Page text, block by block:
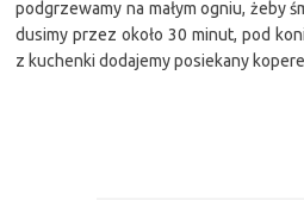
podgrzewamy na małym ogniu, żeby
dusimy przez około 30 minut, pod
z kuchenki dodajemy posiekany